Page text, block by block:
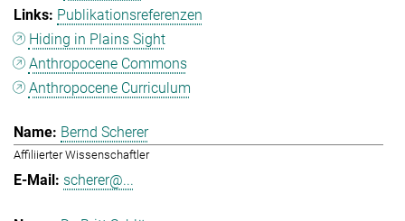
Publikationsreferenzen
Hiding in Plains Sight
Anthropocene Commons
Anthropocene Curriculum
Bernd Scherer
Affiliierter Wissenschaftler
scherer@...